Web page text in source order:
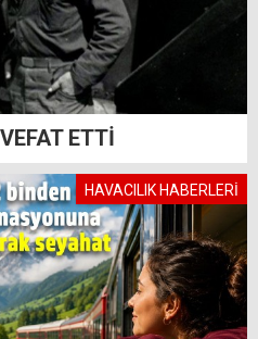
ETTİ
HAVACILIK HABERLERİ